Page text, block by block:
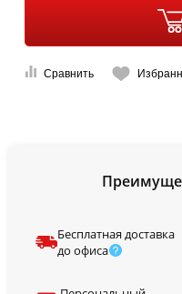
Сравнить
Бесплатная доставка
до офиса